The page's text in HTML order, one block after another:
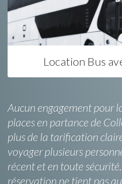
Location Bus
Aucun engagement pour
places en partance de
plus de la tarification
voyager plusieurs
récent et en toute
réservation ne tient pas